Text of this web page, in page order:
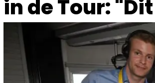
in de Tour: